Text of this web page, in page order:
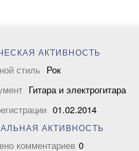
АКТИВНОСТЬ
стиль Рок
Гитара и электрогитара
01.02.2014
АКТИВНОСТЬ
комментариев 0